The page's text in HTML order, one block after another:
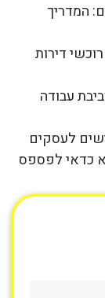
המדריך
דירות
עבודה
לעסקים